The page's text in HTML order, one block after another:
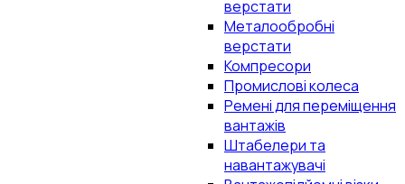
верстати
Металообробні
верстати
Компресори
Промислові колеса
Ремені для переміщення
вантажів
Штабелери та
навантажувачі